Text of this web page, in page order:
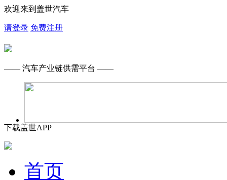
欢迎来到盖世汽车
请登录 免费注册
—— 汽车产业链供需平台 ——
下载盖世APP
首页